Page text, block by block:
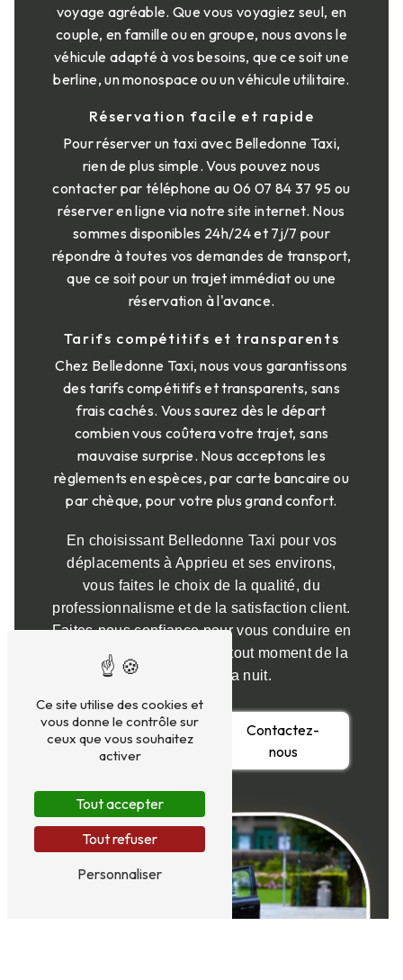
voyage agréable. Que vous voyagiez seul, en
couple, en famille ou en groupe, nous avons le
véhicule adapté à vos besoins, que ce soit une
berline, un monospace ou un véhicule utilitaire.
Réservation facile et rapide
Pour réserver un taxi avec Belledonne Taxi,
rien de plus simple. Vous pouvez nous
contacter par téléphone au 06 07 84 37 95 ou
réserver en ligne via notre site internet. Nous
sommes disponibles 24h/24 et 7j/7 pour
répondre à toutes vos demandes de transport,
que ce soit pour un trajet immédiat ou une
réservation à l'avance.
Tarifs compétitifs et transparents
Chez Belledonne Taxi, nous vous garantissons
des tarifs compétitifs et transparents, sans
frais cachés. Vous saurez dès le départ
combien vous coûtera votre trajet, sans
mauvaise surprise. Nous acceptons les
règlements en espèces, par carte bancaire ou
par chèque, pour votre plus grand confort.
En choisissant Belledonne Taxi pour vos
déplacements à Apprieu et ses environs,
vous faites le choix de la qualité, du
professionnalisme et de la satisfaction client.
Faites-nous confiance pour vous conduire en
toute sécurité et confort, à tout moment de la
journée ou de la nuit.
En savoir
plus
Contactez-
nous
Ce site utilise des cookies et
vous donne le contrôle sur
ceux que vous souhaitez
activer
Tout accepter
Tout refuser
Personnaliser